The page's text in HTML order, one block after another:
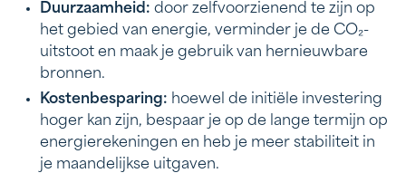
Duurzaamheid: door zelfvoorzienend te zijn op
het gebied van energie, verminder je de CO₂-
uitstoot en maak je gebruik van hernieuwbare
bronnen.
Kostenbesparing: hoewel de initiële investering
hoger kan zijn, bespaar je op de lange termijn op
energierekeningen en heb je meer stabiliteit in
je maandelijkse uitgaven.